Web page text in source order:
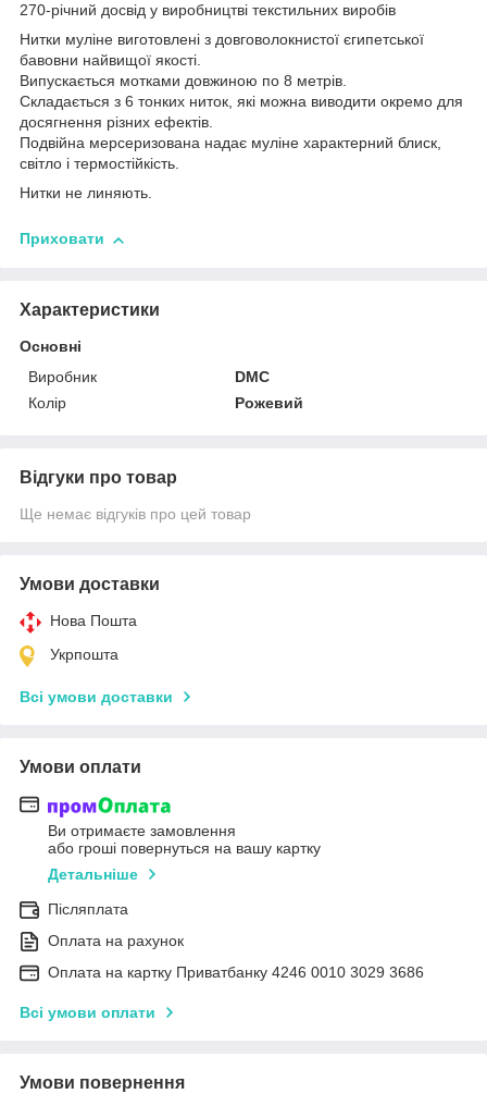
270-річний досвід у виробництві текстильних виробів
Нитки муліне виготовлені з довговолокнистої єгипетської
бавовни найвищої якості.
Випускається мотками довжиною по 8 метрів.
Складається з 6 тонких ниток, які можна виводити окремо для
досягнення різних ефектів.
Подвійна мерсеризована надає муліне характерний блиск,
світло і термостійкість.
Нитки не линяють.
Приховати
Характеристики
Основні
Виробник
DMC
Колір
Рожевий
Відгуки про товар
Ще немає відгуків про цей товар
Умови доставки
Нова Пошта
Укрпошта
Всі умови доставки
Умови оплати
Ви отримаєте замовлення
або гроші повернуться на вашу картку
Детальніше
Післяплата
Оплата на рахунок
Оплата на картку Приватбанку 4246 0010 3029 3686
Всі умови оплати
Умови повернення